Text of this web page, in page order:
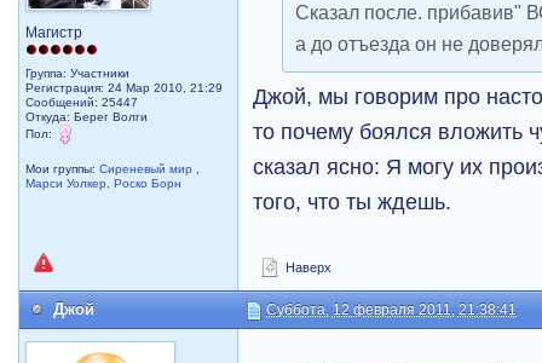
Магистр
Группа: Участники
Регистрация: 24 Мар 2010, 21:29
Сообщений: 25447
Откуда: Берег Волги
Пол:
Мои группы:Сиреневый мир
Марси Уолкер
,Роско Борн
Сказал после. прибавив"
а до отъезда он не
Джой, мы говорим про
то почему боялся вложить
сказал ясно: Я могу их
того, что ты ждешь.
Наверх
Джой Суббота, 12 февраля 2011, 21:38:41